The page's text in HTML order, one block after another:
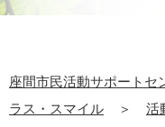
座間市民活動サポート
ラス・スマイル
＞ 活